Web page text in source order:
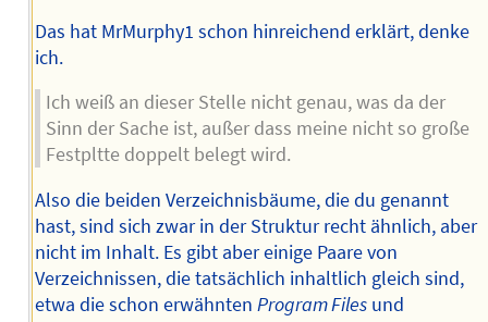
Das hat MrMurphy1 schon hinreichend erklärt, denke
ich.
Ich weiß an dieser Stelle nicht genau, was da der
Sinn der Sache ist, außer dass meine nicht so große
Festpltte doppelt belegt wird.
Also die beiden Verzeichnisbäume, die du genannt
hast, sind sich zwar in der Struktur recht ähnlich, aber
nicht im Inhalt. Es gibt aber einige Paare von
Verzeichnissen, die tatsächlich inhaltlich gleich sind,
etwa die schon erwähnten Program Filesund